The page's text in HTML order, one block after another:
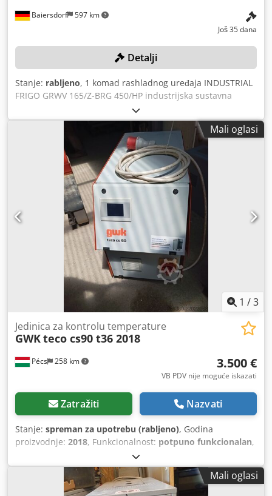
Baiersdorf 597 km
Još 35 dana
Detalji
Stanje: rabljeno, 1 komad rashladnog uređaja INDUSTRIAL
FRIGO GRWV 165/Z-BRG 450/HP industrijska sustavna
kombinacija koja se sastoji od rashladnog agregata s
vodenim hlađenjem (hladnjak) i vanjskog suhog hladnjaka,
mogućnost samostalnog rastavljanja Crodpfxjzqcg Ee Afqjf
Boja: kao na slici, prema slikama i prilikom pregleda
Stanje: rabljeno
Mali oglasi
1 /3
Pécs 258 km
Jedinica za kontrolu temperature
GWKteco cs90 t36 2018
3.500 €
VB PDV nije moguće iskazati
Zatražiti Nazvati
Stanje: spreman za upotrebu (rabljeno), Godina
proizvodnje: 2018, Funkcionalnost: potpuno funkcionalan,
, ulazni napon:
frekvencija:50 Hz, snaga:27 kW (36,71 KS), temperatura:
, GWK CS90 t36 Kalibracijska peć za alate, 2018.,
grijanje: 27 kW. Crsdpfx Afozab Syoqof
Mali oglasi